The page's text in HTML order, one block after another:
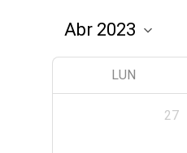
LUN
27